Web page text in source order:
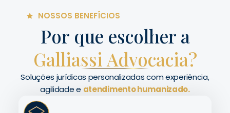
NOSSOS BENEFÍCIOS
Por que escolher a
Galliassi Advocacia?
Soluções jurídicas personalizadas com experiência,
agilidade e atendimento humanizado.